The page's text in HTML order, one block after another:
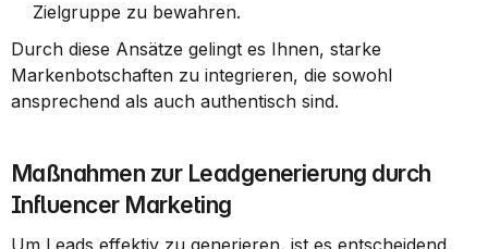
Zielgruppe zu bewahren.
Durch diese Ansätze gelingt es Ihnen, starke
Markenbotschaften zu integrieren, die sowohl
ansprechend als auch authentisch sind.
Maßnahmen zur Leadgenerierung durch
Influencer Marketing
Um Leads effektiv zu generieren, ist es entscheidend,